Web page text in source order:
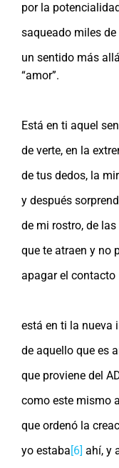
por la
saqueado miles de
un sentido más
“amor”.
Está en ti aquel
de verte, en la
de tus dedos, la
y después
de mi rostro, de
que te atraen y no
apagar el contacto
está en ti la nueva
de aquello que es
que proviene del
como este mismo
que ordenó la
yo estaba [6] ahí, y